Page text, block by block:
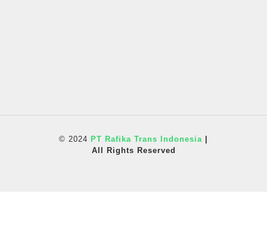
© 2024 PT Rafika Trans Indonesia
All Rights Reserved